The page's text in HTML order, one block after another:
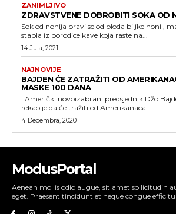
ZANIMLJIVO
ZDRAVSTVENE DOBROBITI SOKA OD
Sok od nonija pravi se od ploda biljke noni ,
stabla iz porodice kave koja raste na...
14 Jula, 2021
NAJNOVIJE
BAJDEN ĆE ZATRAŽITI OD
MASKE 100 DANA
rekao je da će tražiti od Amerikanaca...
4 Decembra, 2020
ModusPortal
Aenean mollis odio augue, sit amet sollicitudin
eget. Praesent tincidunt et neque congue